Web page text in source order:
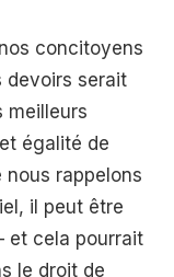
concitoyens
devoirs serait
meilleurs
égalité de
rappelons
il peut être
et cela pourrait
le droit de